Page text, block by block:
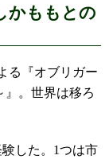
かももとの
る『オブリガー
』。世界は移ろ
した。1つは市